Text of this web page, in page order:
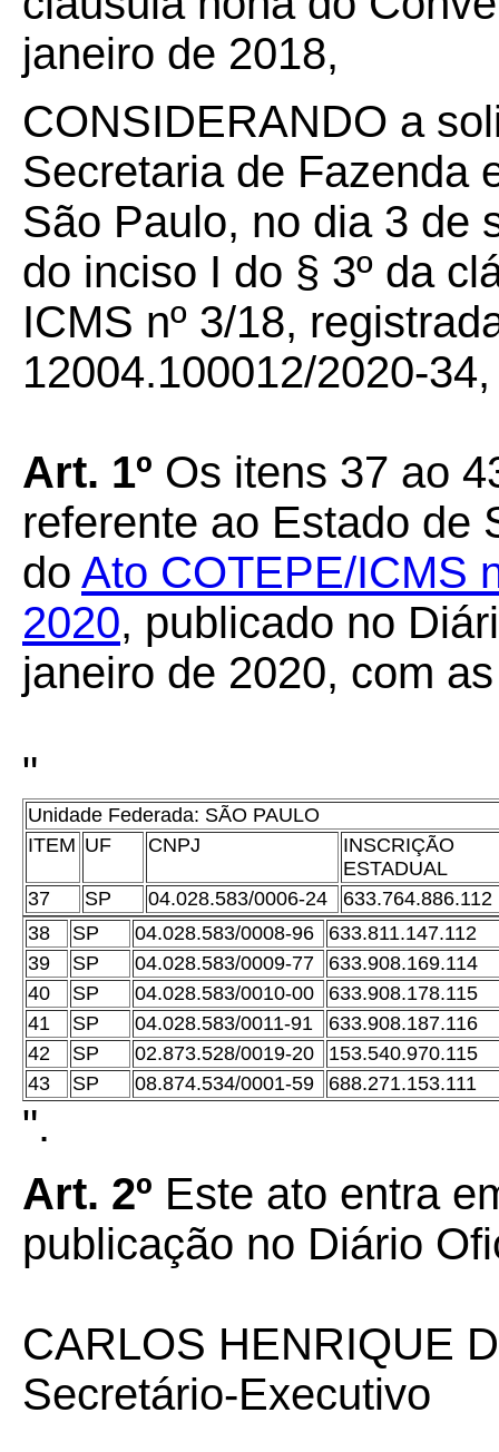
janeiro de 2018,
CONSIDERANDO a
Secretaria de Fazenda
São Paulo, no dia 3 de
do inciso I do § 3º da
ICMS nº 3/18,
12004.100012/2020-
Art. 1º Os itens 37 ao
referente ao Estado de
do Ato COTEPE/ICMS
2020, publicado no
janeiro de 2020, com
"
Unidade Federada: SÃO PAULO
ITEM UF CNPJ
INSCRIÇÃO
ESTADUAL
37
SP 04.028.583/0006-24
633.764.886.112
38
SP 04.028.583/0008-96
633.811.147.112
39
SP 04.028.583/0009-77
633.908.169.114
40
SP 04.028.583/0010-00
633.908.178.115
41
SP 04.028.583/0011-91
633.908.187.116
42
SP 02.873.528/0019-20
153.540.970.115
43
SP 08.874.534/0001-59 688.271.153.111
".
Art. 2º Este ato entra
publicação no Diário
CARLOS HENRIQUE
Secretário-Executivo